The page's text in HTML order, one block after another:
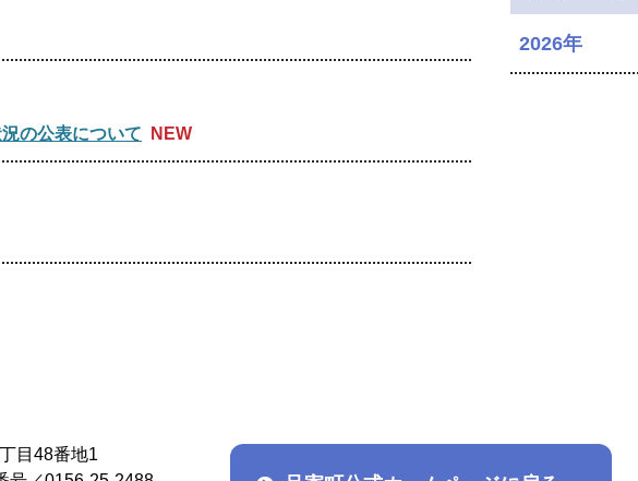
の公表について
2026年
目48番地1